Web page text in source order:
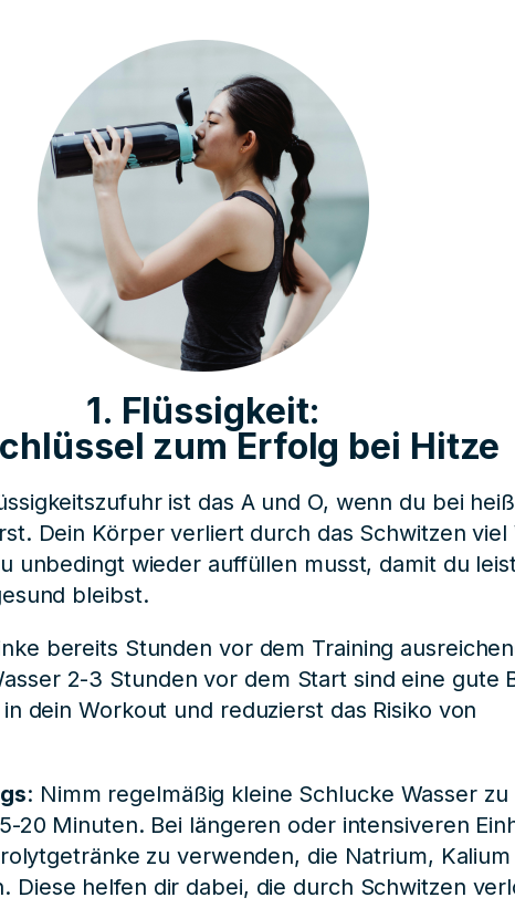
1. Flüssigkeit:
zum Erfolg bei Hitze
ist das A und O, wenn du bei
Dein Körper verliert durch das Schwitzen viel
unbedingt wieder auffüllen musst, damit du
bleibst.
bereits Stunden vor dem Training
2-3 Stunden vor dem Start sind eine gute
dein Workout und reduzierst das Risiko von
: Nimm regelmäßig kleine Schlucke Wasser zu
20 Minuten. Bei längeren oder intensiveren
zu verwenden, die Natrium,
Diese helfen dir dabei, die durch Schwitzen